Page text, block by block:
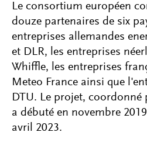
Le consortium européen
douze partenaires de six
entreprises allemandes
et DLR, les entreprises
Whiffle, les entreprises
Meteo France ainsi que
DTU. Le projet, coordonné
a débuté en novembre
avril 2023.